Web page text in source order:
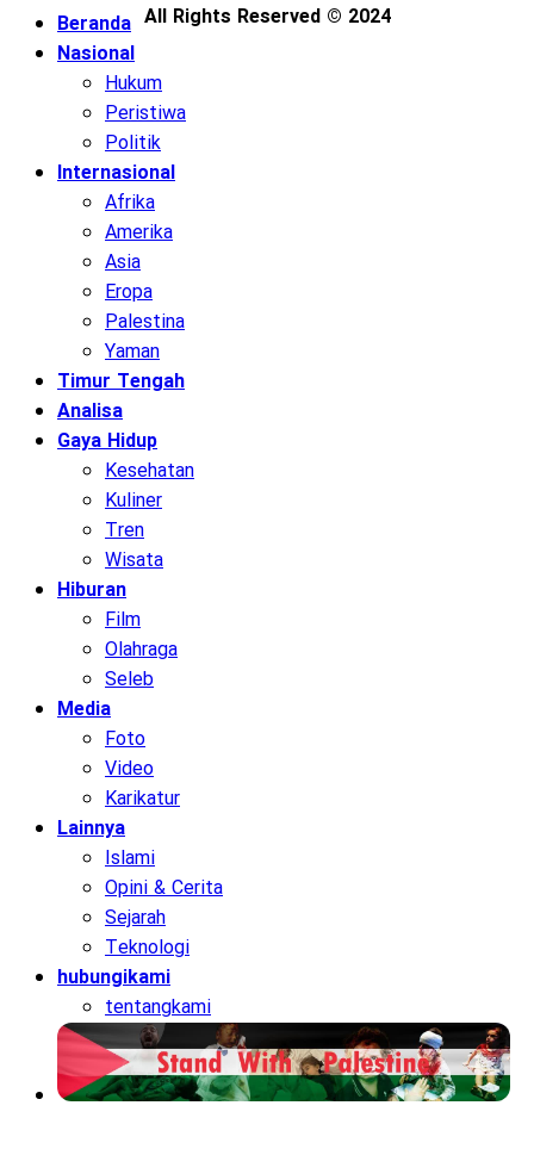
All Rights Reserved © 2024
Beranda
Nasional
Hukum
Peristiwa
Politik
Internasional
Afrika
Amerika
Asia
Eropa
Palestina
Yaman
Timur Tengah
Analisa
Gaya Hidup
Kesehatan
Kuliner
Tren
Wisata
Hiburan
Film
Olahraga
Seleb
Media
Foto
Video
Karikatur
Lainnya
Islami
Opini & Cerita
Sejarah
Teknologi
hubungikami
tentangkami